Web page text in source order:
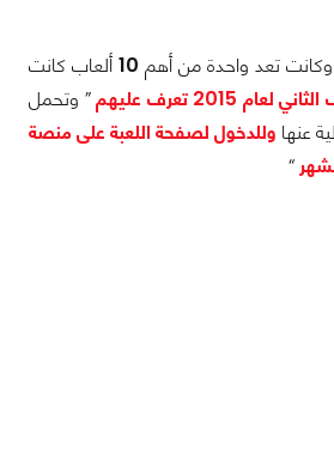
تعد واحدة من أهم 10 ألعاب كانت
” وتحمل
عنها وللدخول لصفحة اللعبة على منصة
“